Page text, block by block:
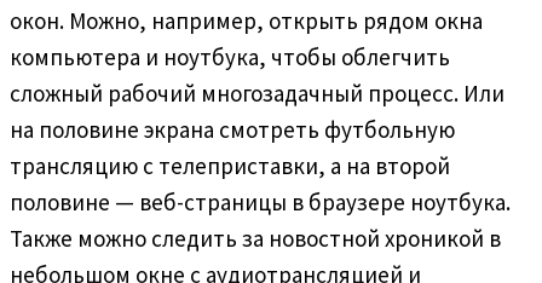
окон. Можно, например, открыть рядом окна
компьютера и ноутбука, чтобы облегчить
сложный рабочий многозадачный процесс. Или
на половине экрана смотреть футбольную
трансляцию с телеприставки, а на второй
половине — веб-страницы в браузере ноутбука.
Также можно следить за новостной хроникой в
небольшом окне с аудиотрансляцией и